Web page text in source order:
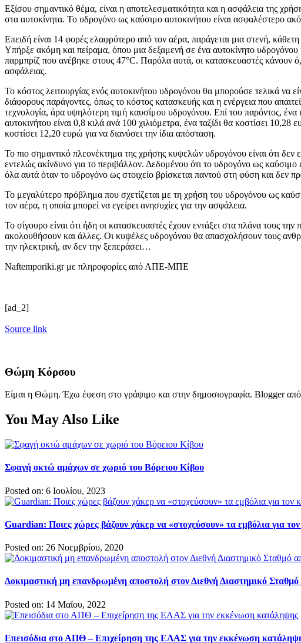
Εξίσου σημαντικό θέμα, είναι η αποτελεσματικότητα και η ασφάλεια της
στα αυτοκίνητα. Το υδρογόνο ως καύσιμο αυτοκινήτου είναι ασφαλέστερο
Επειδή είναι 14 φορές ελαφρύτερο από τον αέρα, παράγεται μια στενή,
Υπήρξε ακόμη και πείραμα, όπου μια δεξαμενή σε ένα αυτοκίνητο
παρμπρίζ που ανέβηκε στους 47°C. Παρόλα αυτά, οι κατασκευαστές κάνουν
ασφάλειας.
Το κόστος λειτουργίας ενός αυτοκινήτου υδρογόνου θα μπορούσε τελικά να
διάφορους παράγοντες, όπως το κόστος κατασκευής και η ενέργεια που
τεχνολογία, άρα υψηλότερη τιμή καυσίμου υδρογόνου. Επί του παρόντος,
αυτοκινήτου είναι 0,8 κιλά ανά 100 χιλιόμετρα, ένα ταξίδι θα κοστίσει
κοστίσει 12,20 ευρώ για να διανύσει την ίδια απόσταση.
Το πιο σημαντικό πλεονέκτημα της χρήσης κυψελών υδρογόνου είναι ότι
εντελώς ακίνδυνο για το περιβάλλον. Δεδομένου ότι το υδρογόνο ως
όλα αυτά όταν το υδρογόνο ως στοιχείο βρίσκεται παντού στη φύση και δεν
Το μεγαλύτερο πρόβλημα που σχετίζεται με τη χρήση του υδρογόνου ως
τον αέρα, η οποία μπορεί να εγείρει ανησυχίες για την ασφάλεια.
Το σίγουρο είναι ότι ήδη οι κατασκευαστές έχουν εντάξει στα πλάνα τους
ακολουθήσουν και άλλες. Οι κυψέλες υδρογόνου θα απασχολήσουν τους
την ηλεκτρική, αν δεν την ξεπεράσει…
Naftemporiki.gr με πληροφορίες από ΑΠΕ-ΜΠΕ
[ad_2]
Source link
Θώμη Κόρσου
Είμαι η Θώμη. Έχω έφεση στο γράψιμο και στην δημοσιογραφία. Blogger
You May Also Like
Σφαγή οκτώ αμάχων σε χωριό του Βόρειου Κίβου
Posted on: 6 Ιουλίου, 2023
Guardian: Ποιες χώρες βάζουν χάκερ να «στοχεύσουν» τα εμβόλια για
Posted on: 26 Νοεμβρίου, 2020
Δοκιμαστική μη επανδρωμένη αποστολή στον Διεθνή Διαστημικό
Posted on: 14 Μαΐου, 2022
Επεισόδια στο ΑΠΘ – Επιχείρηση της ΕΛΑΣ για την εκκένωση